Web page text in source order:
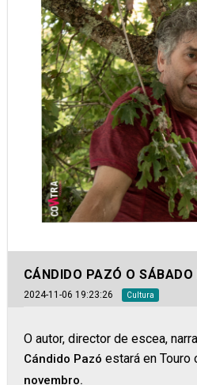
CÁNDIDO PAZÓ O SÁBADO
2024-11-06 19:23:26 Cultura
O autor, director de escea,
Cándido Pazó estará en Touro
novembro.